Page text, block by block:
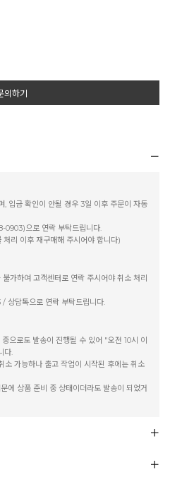
의하기
, 입금 확인이 안될 경우 3일 이후 주문이 자동
0903)으로 연락 부탁드립니다.
리 이후 재구매해 주시어야 합니다)
가하여 고객센터로 연락 주시어야 취소 처리
상담톡으로 연락 부탁드립니다.
으로도 발송이 진행될 수 있어 "오전 10시 이
다.
소 가능하나 출고 작업이 시작된 후에는 취소
에 상품 준비 중 상태이더라도 발송이 되었거